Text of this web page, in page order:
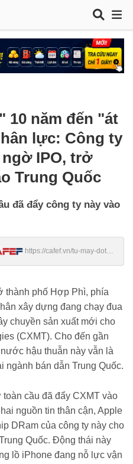
10 năm đến "át
lực: Công ty
IPO, trở
Trung Quốc
đã đẩy công ty này vào
https://cafef.vn/tu-may-dot-
thành phố Hợp Phì, phía
xây dựng đang chạy đua
chuyền sản xuất mới cho
(CXMT). Cho đến gần
hậu thuẫn này vẫn là
ngành bán dẫn Trung Quốc.
cầu đã đẩy CXMT vào
nguồn tin thân cận, Apple
DRam của công ty này cho
Quốc. Động thái này
lồ iPhone đang nỗ lực vận